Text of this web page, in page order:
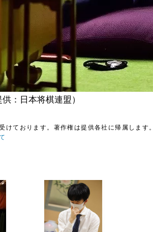
：日本将棋連盟）
けております。著作権は提供各社に帰属します。